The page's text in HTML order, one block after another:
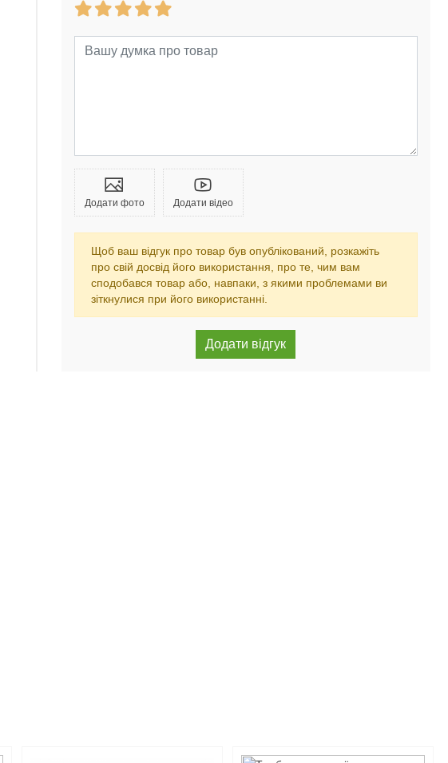
Додати фото Додати відео
Щоб ваш відгук про товар був опублікований, розкажіть
про свій досвід його використання, про те, чим вам
сподобався товар або, навпаки, з якими проблемами ви
зіткнулися при його використанні.